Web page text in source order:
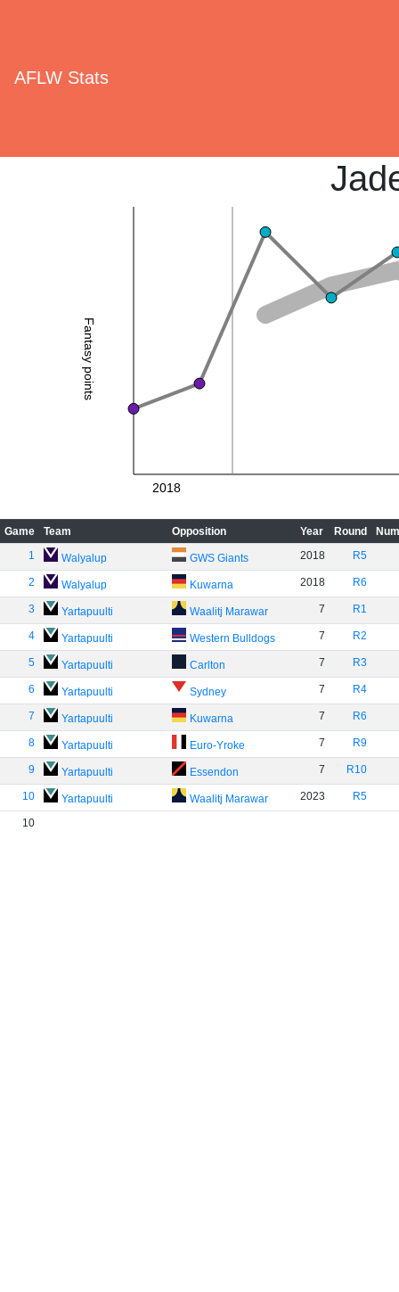
AFLW Stats
Fantasy points
2018
Game Team Opposition Year Round
1
Walyalup GWS Giants 2018 R5
2 Walyalup Kuwarna 2018 R6
3 Yartapuulti Waalitj Marawar 7 R1
4 Yartapuulti Western Bulldogs 7 R2
5 Yartapuulti Carlton 7 R3
6 Yartapuulti Sydney 7 R4
7 Yartapuulti Kuwarna 7 R6
8 Yartapuulti Euro-Yroke 7 R9
9 Yartapuulti Essendon 7 R10
10 Yartapuulti Waalitj Marawar 2023 R5
10